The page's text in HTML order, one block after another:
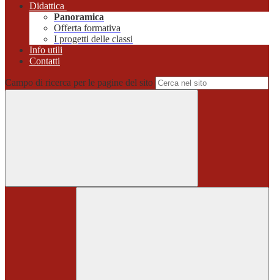
Didattica
Panoramica
Offerta formativa
I progetti delle classi
Info utili
Contatti
Campo di ricerca per le pagine del sito